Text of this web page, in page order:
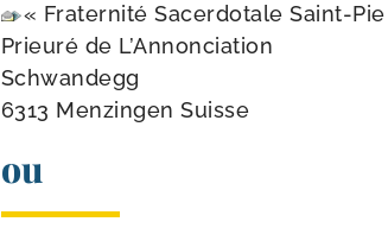
« Fraternité Sacerdotale Saint-​
Prieuré de L’Annonciation
Schwandegg
6313 Menzingen Suisse
ou